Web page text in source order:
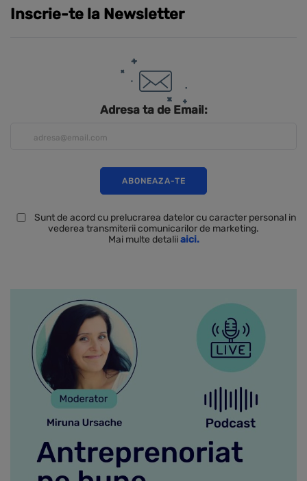
Inscrie-te la Newsletter
Adresa ta de Email:
Sunt de acord cu prelucrarea datelor cu caracter personal in
vederea transmiterii comunicarilor de marketing.
Mai multe detaliiaici.